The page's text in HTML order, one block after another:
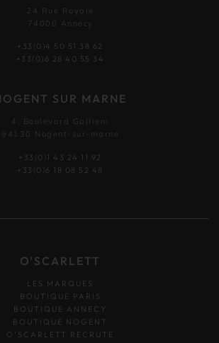
24 Rue Royale
74000 Annecy
+33(0)4 50 51 38 62
+33(0)6 28 40 55 34
SUR MARNE
4, Boulevard Gallieni
94130 Nogent-sur-marne
+33(0)1 43 24 11 92
+33(0)6 18 08 52 48
O'SCARLETT
LES MARQUES
BOUTIQUE PARIS
BOUTIQUE ANNECY
BOUTIQUE NOGENT
O’SCARLETT RECRUTE